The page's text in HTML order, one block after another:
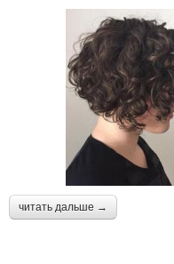
Знаменитости с
кудрявыми волосами
Стрижка на кудрявые
волосы
читать дальше →